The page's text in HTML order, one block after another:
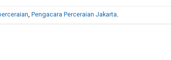
, Pengacara Perceraian Jakarta.